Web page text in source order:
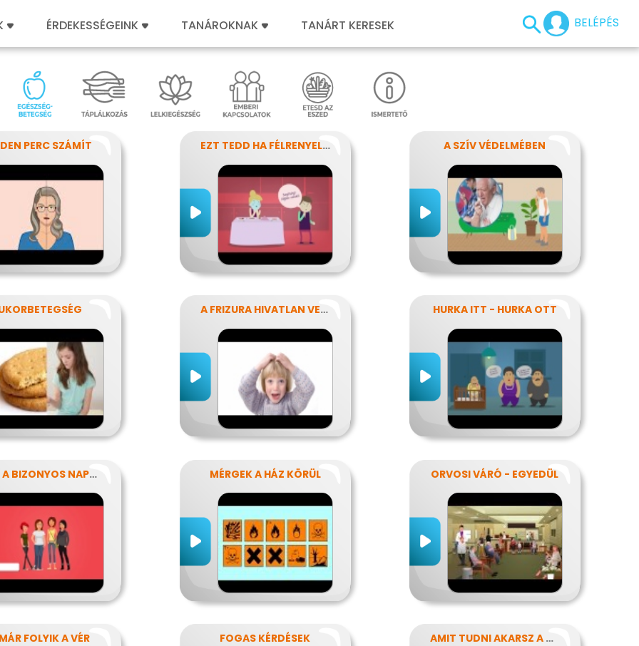
BELÉPÉS
ÉRDEKESSÉGEINK TANÁROKNAK TANÁRT KERESEK
PERC SZÁMÍT EZT TEDD HA FÉLRENYELT VALAKI A SZÍV VÉDELMÉBEN
A FRIZURA HIVATLAN VENDÉGEI - A FEJTETVEK HURKA ITT - HURKA OTT
AZOK A BIZONYOS NAPOK MÉRGEK A HÁZ KÖRÜL ORVOSI VÁRÓ - EGYEDÜL
FOLYIK A VÉR FOGAS KÉRDÉSEK AMIT TUDNI AKARSZ A NÁTHÁRÓL